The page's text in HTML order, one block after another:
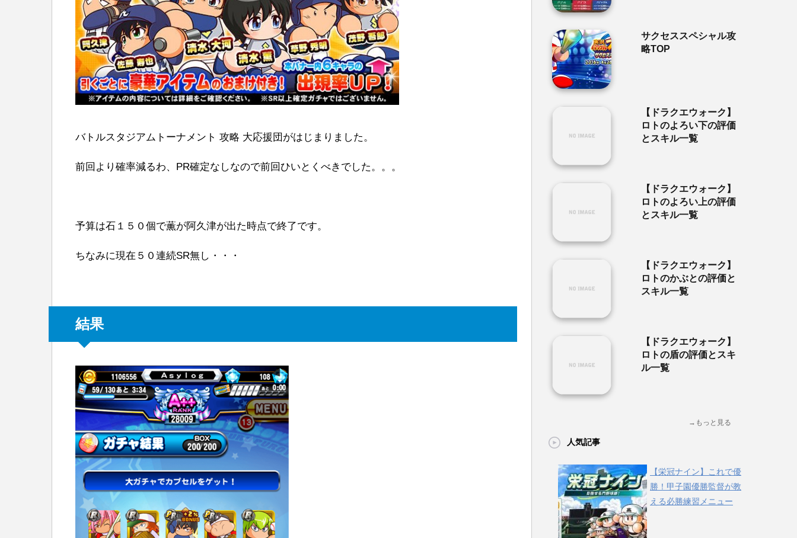
バトルスタジアムトーナメント 攻略 大応援団がはじまりました。
前回より確率減るわ、PR確定なしなので前回ひいとくべきでした。。。
予算は石１５０個で薫が阿久津が出た時点で終了です。
ちなみに現在５０連続SR無し・・・
結果
サクセススペシャル攻
略TOP
【ドラクエウォーク】
ロトのよろい下の評価
とスキル一覧
【ドラクエウォーク】
ロトのよろい上の評価
とスキル一覧
【ドラクエウォーク】
ロトのかぶとの評価と
スキル一覧
【ドラクエウォーク】
ロトの盾の評価とスキ
ル一覧
→もっと見る
人気記事
【栄冠ナイン】これで優
勝！甲子園優勝監督が教
える必勝練習メニュー